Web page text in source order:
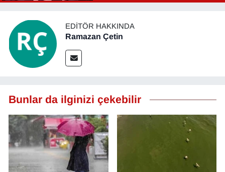
EDITÖR HAKKINDA
Ramazan Çetin
Bunlar da ilginizi çekebilir